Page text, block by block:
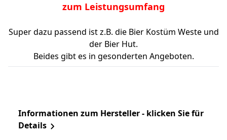
zum Leistungsumfang
Super dazu passend ist z.B. die Bier Kostüm Weste und
der Bier Hut.
Beides gibt es in gesonderten Angeboten.
Informationen zum Hersteller - klicken Sie für
Details